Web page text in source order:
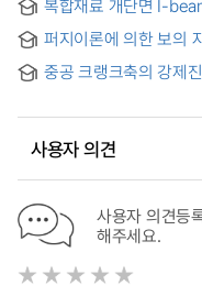
복합재료 개단면 I-
퍼지이론에 의한 보의
중공 크랭크축의 강제
사용자 의견
사용자 의견등
해주세요.